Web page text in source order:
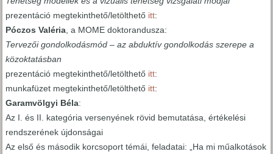
prezentáció megtekinthető/letölthető itt:
Póczos Valéria , a MOME doktorandusza:
Tervezői gondolkodásmód – az abduktív gondolkodás szerepe a
közoktatásban
prezentáció megtekinthető/letölthető itt:
munkafüzet megtekinthető/letölthető itt:
Garamvölgyi Béla:
Az I. és II. kategória versenyének rövid bemutatása, értékelési
rendszerének újdonságai
Az első és második korcsoport témái, feladatai: „Ha mi műalkotások